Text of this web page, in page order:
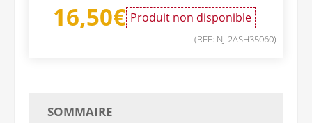
16,50€ Produit non disponible
(REF: NJ-2ASH35060)
SOMMAIRE